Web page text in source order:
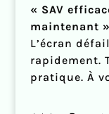
« SAV
maintenant »
L’écran
rapidement.
pratique. À